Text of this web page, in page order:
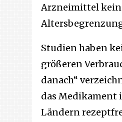
Arzneimittel
Studien haben
größeren
danach“
das Medikament
Ländern